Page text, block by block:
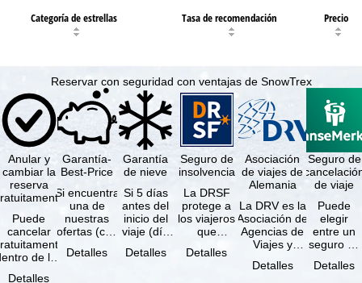
Categoría de estrellas Tasa de recomendación Precio
Reservar con seguridad con ventajas de SnowTrex
Anular y
cambiar la
reserva
Puede
cancelar
de los
Detalles
Garantía-
Best-Price
Si encuentra
una de
nuestras
ofertas (con
prestaciones
Detalles
Garantía
de nieve
Si 5 días
antes del
inicio del
viaje (día
ninguna de
Detalles
Seguro de
insolvencia
La DRSF
protege a
los viajeros
que
viaje
Detalles
Asociación
de viajes de
Alemania
La DRV es la
Asociación de
Agencias de
Viajes y
más grande
Detalles
Seguro de
de viaje
Puede
elegir
entre un
seguro de
de viaje
Detalles